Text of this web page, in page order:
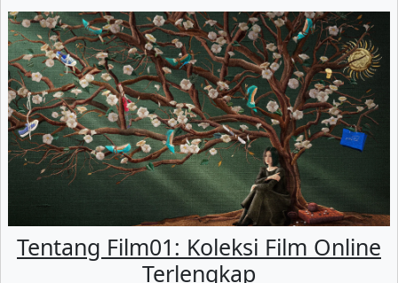
Tentang Film01: Koleksi Film Online
Terlengkap